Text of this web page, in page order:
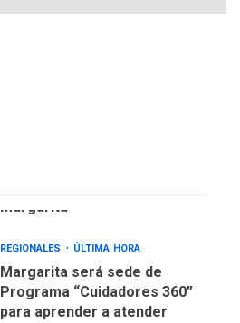
Margarita
REGIONALES ÚLTIMA HORA
Margarita será sede de
Programa “Cuidadores 360”
para aprender a atender